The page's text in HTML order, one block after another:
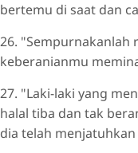
bertemu di saat dan
26. "Sempurnakanlah
keberanianmu
27. "Laki-laki yang
halal tiba dan tak
dia telah